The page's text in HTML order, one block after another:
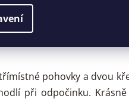
pohovky a dvou
při odpočinku.